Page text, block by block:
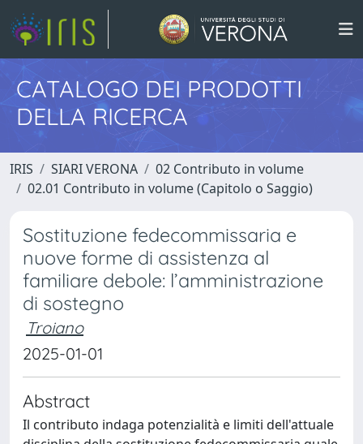
CATALOGO DEI PRODOTTI
DELLA RICERCA
IRIS SIARI VERONA
02 Contributo in volume
02.01 Contributo in volume (Capitolo o Saggio)
Sostituzione fedecommissaria e
nuove forme di assistenza al
familiare debole: l’amministrazione
di sostegno
Troiano
2025-01-01
Abstract
Il contributo indaga potenzialità e limiti dell'attuale